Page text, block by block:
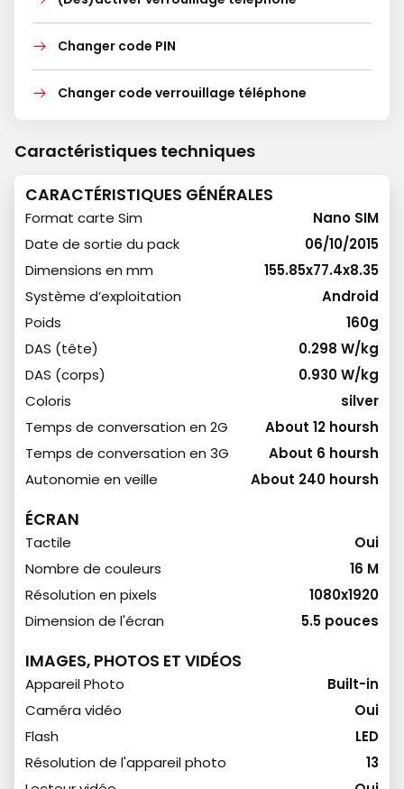
Changer code PIN
Changer code verrouillage téléphone
Caractéristiques techniques
CARACTÉRISTIQUES GÉNÉRALES
Format carte Sim
Nano SIM
Date de sortie du pack
06/10/2015
Dimensions en mm
155.85x77.4x8.35
Système d’exploitation
Android
Poids
160g
DAS (tête)
0.298 W/kg
DAS (corps)
0.930 W/kg
Coloris
silver
Temps de conversation en 2G
About 12 hoursh
Temps de conversation en 3G
About 6 hoursh
Autonomie en veille
About 240 hoursh
ÉCRAN
Tactile
Oui
Nombre de couleurs
16 M
Résolution en pixels
1080x1920
Dimension de l'écran
5.5 pouces
IMAGES, PHOTOS ET VIDÉOS
Appareil Photo
Built-in
Caméra vidéo
Oui
Flash
LED
Résolution de l'appareil photo
13